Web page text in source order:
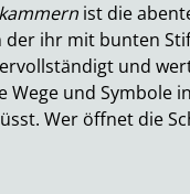
ist die
ihr mit bunten
und
und Symbole
Wer öffnet die